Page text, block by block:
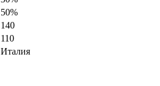
50%
140
110
Италия